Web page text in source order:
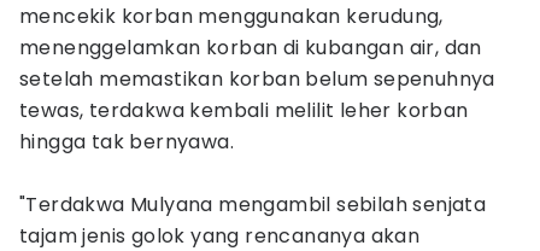
mencekik korban menggunakan kerudung,
menenggelamkan korban di kubangan air, dan
setelah memastikan korban belum sepenuhnya
tewas, terdakwa kembali melilit leher korban
hingga tak bernyawa.
"Terdakwa Mulyana mengambil sebilah senjata
tajam jenis golok yang rencananya akan